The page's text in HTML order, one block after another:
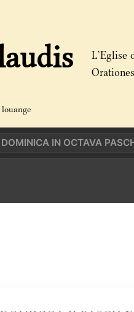
L’Eglise
DOMINICA IN OCTAVA